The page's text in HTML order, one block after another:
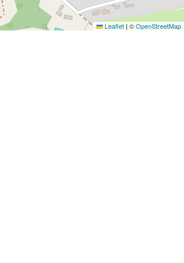
Leaflet | ©OpenStreetMap